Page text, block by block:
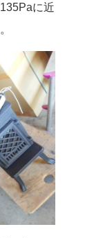
に近